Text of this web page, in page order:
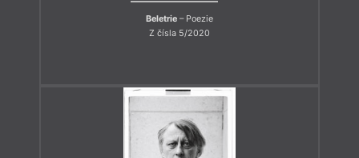
Beletrie – Poezie
Z čísla 5/2020